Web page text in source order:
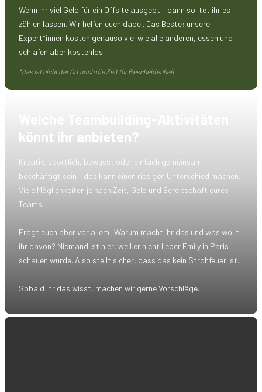
Wenn ihr viel Geld für ein Offsite ausgebt – dann solltet ihr es
zählen lassen. Wir helfen euch dabei. Das Beste: unsere
Expert*innen kosten genauso viel wie alle anderen, essen und
schlafen aber kostenlos.
*das ist nicht der Ort noch die Zeit für Bescheidenheit
könnt ihr anbieten?
Kreativ, sportlich, bewusst oder einfach gemeinsam
beschäftigt sein – das kann einen riesigen Unterschied machen.
Viele Möglichkeiten je nach Zeit, Geld und Bereitschaft eures
Teams.
Fragt euch aber vor allem: Warum macht ihr das und was wollt
ihr davon? Niemand ist hier, weil er nicht lieber Emily in Paris
schauen würde. Also stellt sicher, dass das kein Strohfeuer ist.
Sobald ihr das wisst, machen wir gerne Vorschläge.